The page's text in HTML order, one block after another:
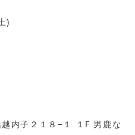
)
内子２１８−１ １F 男鹿な